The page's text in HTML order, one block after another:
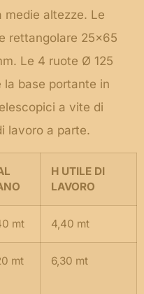
medie altezze. Le
rettangolare 25×65
Le 4 ruote Ø 125
la base portante in
a vite di
lavoro a parte.
H UTILE DI
LAVORO
mt 4,40 mt
mt 6,30 mt